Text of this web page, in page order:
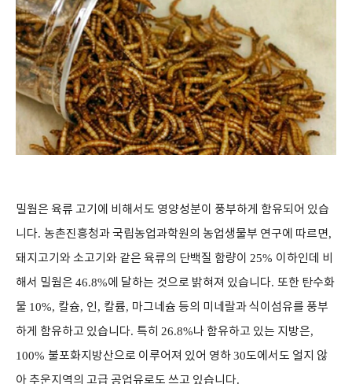
밀웜은 육류 고기에 비해서도 영양성분이 풍부하게 함유되어 있습
니다. 농촌진흥청과 국립농업과학원의 농업생물부 연구에 따르면,
돼지고기와 소고기와 같은 육류의 단백질 함량이 25% 이하인데 비
해서 밀웜은 46.8%에 달하는 것으로 밝혀져 있습니다. 또한 탄수화
물 10%, 칼슘, 인, 칼륨, 마그네슘 등의 미네랄과 식이섬유를 풍부
하게 함유하고 있습니다. 특히 26.8%나 함유하고 있는 지방은,
100% 불포화지방산으로 이루어져 있어 영하30도에서도 얼지 않
아 추운지역의 고급 공업유로도 쓰고 있습니다.